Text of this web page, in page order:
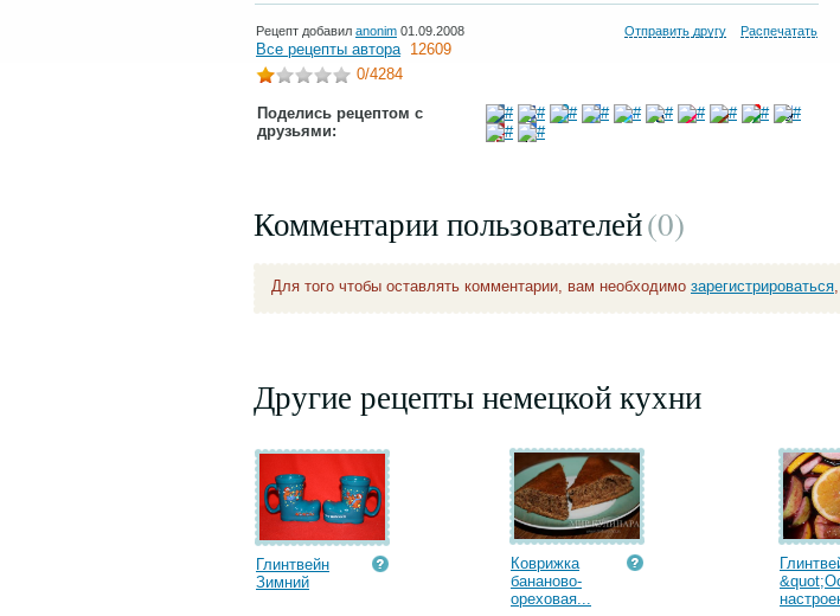
Рецепт добавил anonim 01.09.2008 Отправить другу Распечатать
Все рецепты автора 12609
0/4284
Поделись рецептом с
друзьями:
Комментарии пользователей(0)
Для того чтобы оставлять комментарии, вам необходимо зарегистрироваться
Другие рецепты немецкой кухни
Глинтвейн
Зимний
Коврижка
бананово-
ореховая...